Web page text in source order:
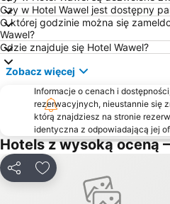
Bronowice
Krowodrza
ul. Karmelicka
Wawel
Pieskowa Skała - Zamek
Wawel Royal Castle
ul.Sienna
Sukiennice
ICE - International Conferencing and Entertainment
Bulwary Wiślane
Czy w Hotel Wawel jest dostępny
O której godzinie można się
Wawel?
Gdzie znajduje się Hotel Wawel?
Zobacz więcej
Informacje o cenach i
rezerwacyjnych, nieustannie się
którą znajdziesz na stronie
identyczna z odpowiadającą jej
Hotels z wysoką oceną
UdostępnijDodaj do ulubionych